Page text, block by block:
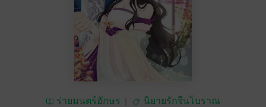
ร่ายมนตร์อักษร นิยายรักจีนโบราณ